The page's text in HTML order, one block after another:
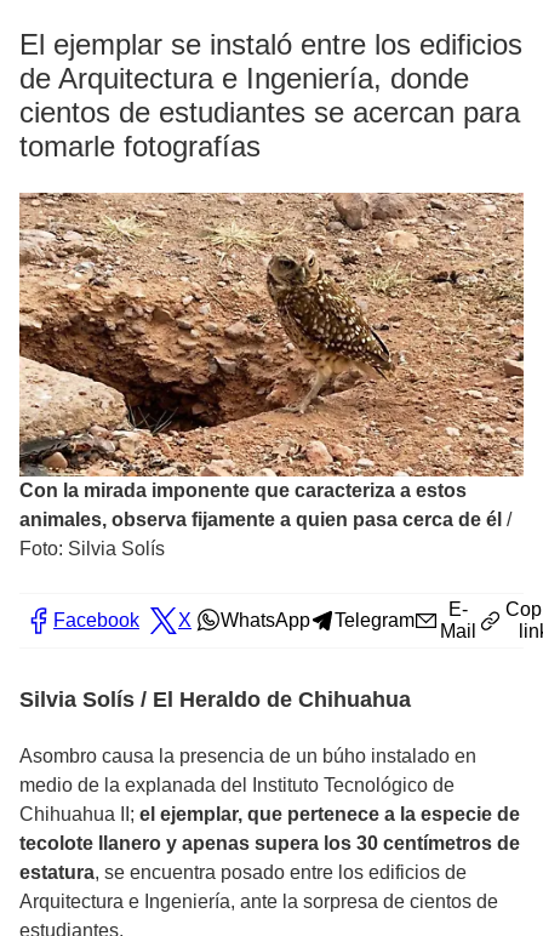
El ejemplar se instaló entre los edificios
de Arquitectura e Ingeniería, donde
cientos de estudiantes se acercan para
tomarle fotografías
Con la mirada imponente que caracteriza a estos
animales, observa fijamente a quien pasa cerca de él /
Foto: Silvia Solís
Facebook X WhatsApp Telegram
E-
Mail
Silvia Solís / El Heraldo de Chihuahua
Asombro causa la presencia de un búho instalado en
medio de la explanada del Instituto Tecnológico de
Chihuahua II; el ejemplar, que pertenece a la especie de
tecolote llanero y apenas supera los 30 centímetros de
estatura, se encuentra posado entre los edificios de
Arquitectura e Ingeniería, ante la sorpresa de cientos de
estudiantes.